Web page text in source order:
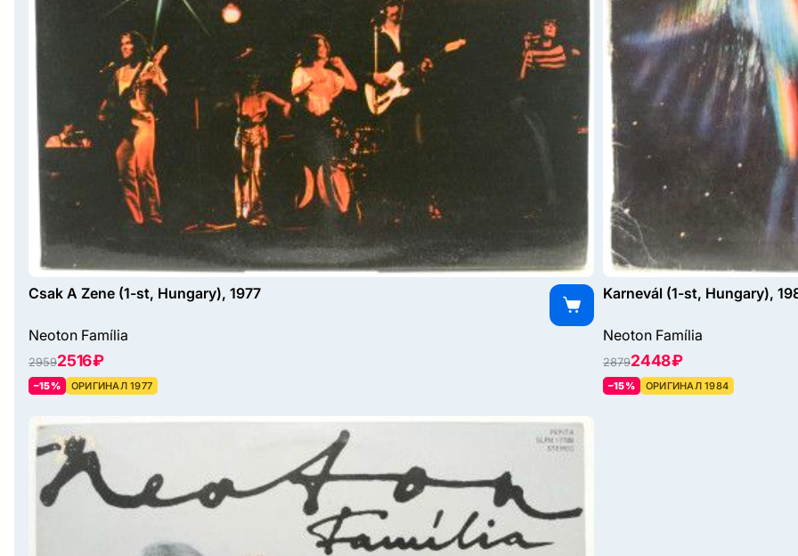
Csak A Zene (1-st, Hungary), 1977
Neoton Família
29592516 ₽
–15% ОРИГИНАЛ 1977
Karnevál (1-st, Hungary),
Neoton Família
28792448 ₽
–15% ОРИГИНАЛ 1984